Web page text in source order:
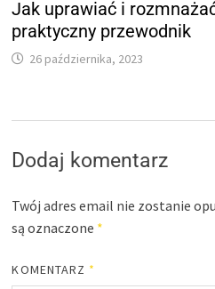
Jak uprawiać i
praktyczny przewodnik
26 października, 2023
Dodaj komentarz
Twój adres email nie zostanie
są oznaczone *
KOMENTARZ *